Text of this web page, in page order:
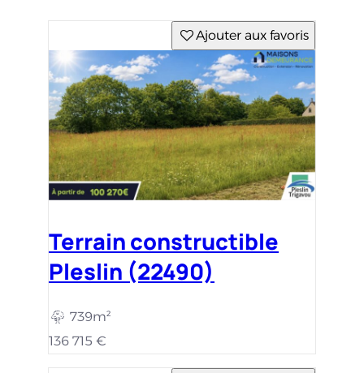
Ajouter aux favoris
Terrain constructible
Pleslin (22490)
739m²
136 715 €